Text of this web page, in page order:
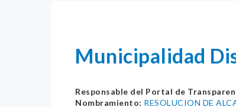
Municipalidad
Responsable del Portal de
Nombramiento: RESOLUCION DE